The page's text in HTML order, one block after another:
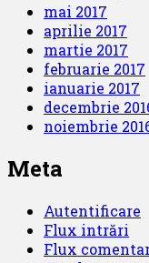
mai 2017
aprilie 2017
martie 2017
februarie 2017
ianuarie 2017
decembrie
noiembrie
Meta
Autentificare
Flux intrări
Flux